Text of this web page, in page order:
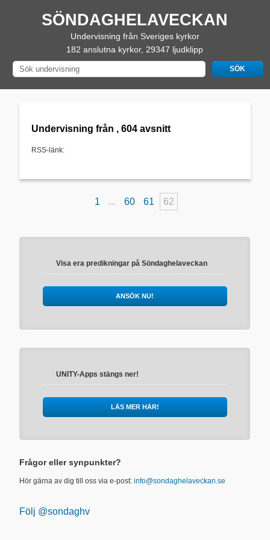
SÖNDAGHELAVECKAN
Undervisning från Sveriges kyrkor
182 anslutna kyrkor, 29347 ljudklipp
Undervisning från , 604 avsnitt
RSS-länk:
1 ... 60 61 62
Visa era predikningar på Söndaghelaveckan
ANSÖK NU!
UNITY-Apps stängs ner!
LÄS MER HÄR!
Frågor eller synpunkter?
Hör gärna av dig till oss via e-post:info@sondaghelaveckan.se
Följ @sondaghv